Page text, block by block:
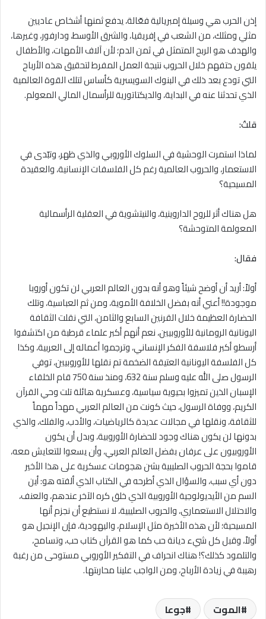
إذن الحرب هي وسيلة إمبريالية فعّالة، يدفع ثمنها أشخاص عاديين
مثلي ومثلك، من الشعب في إفريقيا، والشرق الأوسط، ودارفور، وغيرها،
والهدف هو الربح المتمثل في ثمن الدم؛ لأن آلاف الأمهات، والأطفال
يلقون حتفهم خلال الحروب نتيجة العمل المفرط لتحقيق هذه الأرباح
التي تودع بعد ذلك في البنوك السويسرية كأساس لتلك القوة العالمية
الذي تحدثنا عنه في البداية، والديكتاتورية للرأسمال المالي المعولم.
قلتُ:
لماذا استمرت الوحشية في السلوك الأوروبي والذي ظهر، وتبّدى في
الاستعمار، والحروب العالمية رغم كل الفلسفات الإنسانية، والعقيدة
المسيحية؟
هل هناك أثر للروح الداروينية، والنيتشوية في العقلية الرأسمالية
المعولمة المتوحشة؟
فقال:
أولاً: أريد أن أوضح شيئاً وهو أنه بدون العالم العربي لن تكون أوروبا
موجودة!! أعني أنه بفضل الخلافة الأموية، ومن ثم العباسية، وتلك
الحضارة العظيمة خلال القرنين السابع والثامن، التي نقلت الثقافة
اليونانية الرومانية للأوروبيين، نعم أنهم أكبر علماء قرطبة من اكتشفوا
أرسطو أكبر فلاسفة الفكر الإنساني، وترجموا أعماله إلى العربية، وكذا
كل الفلسفة اليونانية العتيقة الضخمة تم نقلها للأوروبيين، توفي
الرسول صلى الله عليه وسلم سنة 632، ومنذ سنة 750 قام الخلقاء
الإسبان الذين تميزوا بحيوية سياسية، وعسكرية هائلة تلت وحي القرآن
الكريم، ووفاة الرسول، حيث كونت من العالم العربي مهداً مهماً
للثقافة، ونقلها في مجالات عديدة كالرياضيات، والأدب، والفلك، والذي
بدونها لن يكون هناك وجود للحضارة الأوروبية، وبدل أن يكون
الأوروبيون على عرفان بفضل العالم العربي، وأن يسعوا للتعايش معه،
قاموا بحجة الحروب الصليبية بشن هجومات عسكرية على هذا الأخير
دون أي سبب، والسؤال الذي أطرحه في الكتاب الذي ألفته هو: أين
السم من الأيديولوجية الأوروبية الذي خلق كره الآخر عندهم، والعنف،
والاحتلال الاستعماري، والحروب الصليبية، لا نستطيع أن نجزم أنها
المسيحية؛ لأن هذه الأخيرة مثل الإسلام، واليهودية، فإن الإنجيل هو
أولاً، وقبل كل شيء ديانة حب كما هو القرآن كتاب حب، وتسامح،
والتلمود كذلك؟! هناك انحراف في التفكير الأوروبي مستوحى من رغبة
رهيبة في زيادة الأرباح، ومن الواجب علينا محاربتها.
الموت جوعا